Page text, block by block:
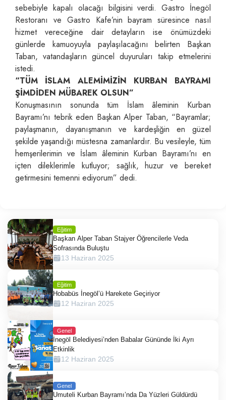
sebebiyle kapalı olacağı bilgisini verdi. Gastro İnegöl
Restoranı ve Gastro Kafe’nin bayram süresince nasıl
hizmet vereceğine dair detayların ise önümüzdeki
günlerde kamuoyuyla paylaşılacağını belirten Başkan
Taban, vatandaşların güncel duyuruları takip etmelerini
istedi.
“TÜM İSLAM ALEMİMİZİN KURBAN BAYRAMI
ŞİMDİDEN MÜBAREK OLSUN”
Konuşmasının sonunda tüm İslam âleminin Kurban
Bayramı’nı tebrik eden Başkan Alper Taban, “Bayramlar;
paylaşmanın, dayanışmanın ve kardeşliğin en güzel
şekilde yaşandığı müstesna zamanlardır. Bu vesileyle, tüm
hemşerilerimin ve İslam âleminin Kurban Bayramı’nı en
içten dileklerimle kutluyor; sağlık, huzur ve bereket
getirmesini temenni ediyorum” dedi.
Eğitim
Başkan Alper Taban Stajyer Öğrencilerle Veda
Sofrasında Buluştu
13 Haziran 2025
Eğitim
Hobabüs İnegöl’ü Harekete Geçiriyor
12 Haziran 2025
Genel
İnegöl Belediyesi’nden Babalar Gününde İki Ayrı
Etkinlik
12 Haziran 2025
Genel
Umuteli Kurban Bayramı’nda Da Yüzleri Güldürdü